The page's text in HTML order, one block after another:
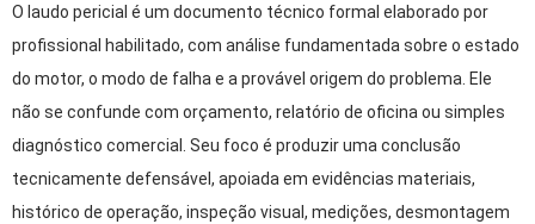
O laudo pericial é um documento técnico formal elaborado por
profissional habilitado, com análise fundamentada sobre o estado
do motor, o modo de falha e a provável origem do problema. Ele
não se confunde com orçamento, relatório de oficina ou simples
diagnóstico comercial. Seu foco é produzir uma conclusão
tecnicamente defensável, apoiada em evidências materiais,
histórico de operação, inspeção visual, medições, desmontagem